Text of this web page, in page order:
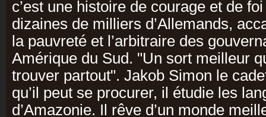
c’est une histoire de courage et de
dizaines de milliers d’Allemands,
la pauvreté et l’arbitraire des
Amérique du Sud. "Un sort meilleur
trouver partout". Jakob Simon le
qu’il peut se procurer, il étudie les
d’Amazonie. Il rêve d’un monde